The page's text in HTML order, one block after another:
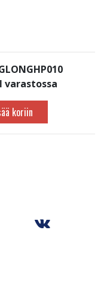
varastossa
koriin